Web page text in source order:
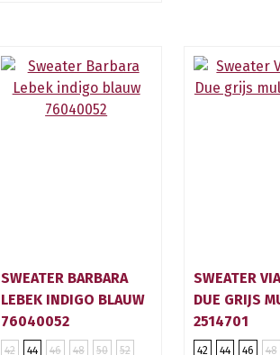
SWEATER BARBARA
LEBEK INDIGO BLAUW
76040052
42 44 46 48 50 52
SWEATER
DUE GRIJS
2514701
42 44 46 48